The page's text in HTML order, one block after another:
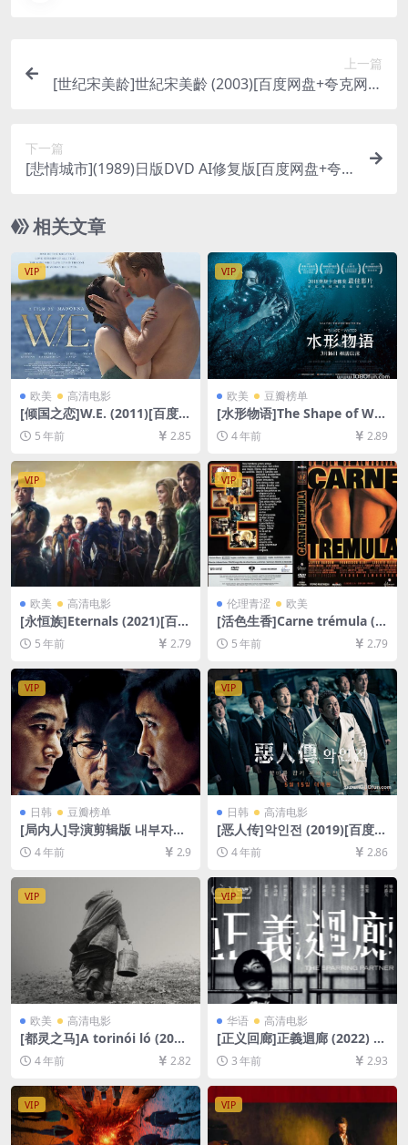
上一篇
[世纪宋美龄]世紀宋美齡 (2003)[百度网盘+夸克网盘
下一篇
[悲情城市](1989)日版DVD AI修复版[百度网盘+夸
载][MP4/12GB][中文字幕]
相关文章
VIP
欧美 高清电影
[倾国之恋]W.E. (2011)[百度网
盘+迅雷云盘资源1080P超清
未删减][MP4/7.6GB][中英字
5 年前 2.85
VIP
欧美 豆瓣榜单
[水形物语]The Shape of Wat
er (2017)[百度网盘+迅雷云盘
资源1080P超清未删减][MP4/
4 年前 2.89
VIP
欧美 高清电影
[永恒族]Eternals (2021)[百度
网盘+迅雷云盘资源1080P超
清未删减][MP4/10GB][中文
字幕]
5 年前 2.79
VIP
伦理青涩 欧美
[活色生香]Carne trémula (1
997)[百度网盘+迅雷云盘资源
1080P超清][MP4/6.3GB][原
声中英字幕]
5 年前 2.79
VIP
日韩 豆瓣榜单
[局内人]导演剪辑版 내부자들
(2015)[百度网盘+夸克网盘
+迅雷云盘资源1080P超清未
删减][MP4/10GB][韩语中字]
4 年前 2.9
VIP
日韩 高清电影
[恶人传]악인전 (2019)[百度网
盘+夸克网盘+迅雷云盘资源10
80P超清未删减][MP4/7GB]
[韩语中字]
4 年前 2.86
VIP
欧美 高清电影
[都灵之马]A torinói ló (201
1)[百度网盘+迅雷云盘资源10
80P超清未删减][MP4/7.3GB]
4 年前 2.82
VIP
华语 高清电影
[正义回廊]正義迴廊 (2022) 粤
语原声/国语配音[百度网盘+迅
雷云盘资源1080P超清未删减]
3 年前 2.93
VIP VIP